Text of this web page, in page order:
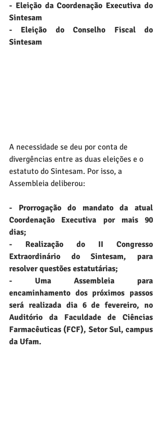
- Eleição da Coordenação Executiva do
Sintesam
- Eleição do Conselho Fiscal do
Sintesam
A necessidade se deu por conta de
divergências entre as duas eleições e o
estatuto do Sintesam. Por isso, a
Assembleia deliberou:
- Prorrogação do mandato da atual
Coordenação Executiva por mais 90
dias;
- Realização do II Congresso
Extraordinário do Sintesam, para
resolver questões estatutárias;
- Uma Assembleia para
encaminhamento dos próximos passos
será realizada dia 6 de fevereiro, no
Auditório da Faculdade de Ciências
Farmacêuticas (FCF), Setor Sul, campus
da Ufam.